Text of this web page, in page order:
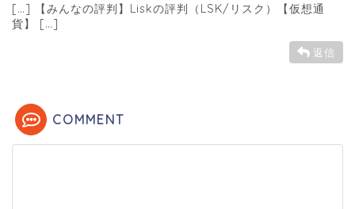
[…] 【みんなの評判】Liskの評判（LSK/リスク）【仮想通
貨】 […]
返信
COMMENT